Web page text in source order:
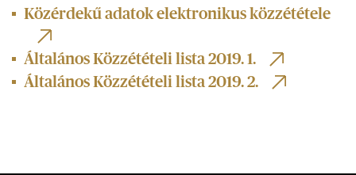
Közérdekű adatok elektronikus közzététele
Általános Közzétételi lista 2019. 1.
Általános Közzétételi lista 2019. 2.